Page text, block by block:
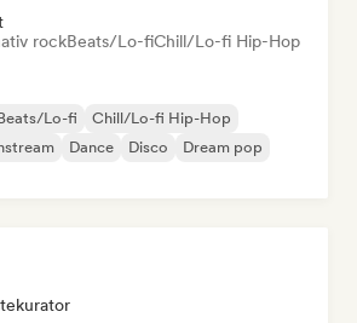
rockBeats/Lo-fiChill/Lo-fi Hip-Hop
Lo-fi
Chill/Lo-fi Hip-Hop
Dance Disco
Dream pop